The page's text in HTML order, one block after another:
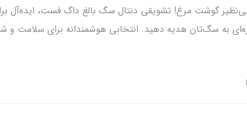
گوشت مرغ! تشویقی دنتال سگ بالغ داگ فست،
به سگ‌تان هدیه دهید. انتخابی هوشمندانه برای